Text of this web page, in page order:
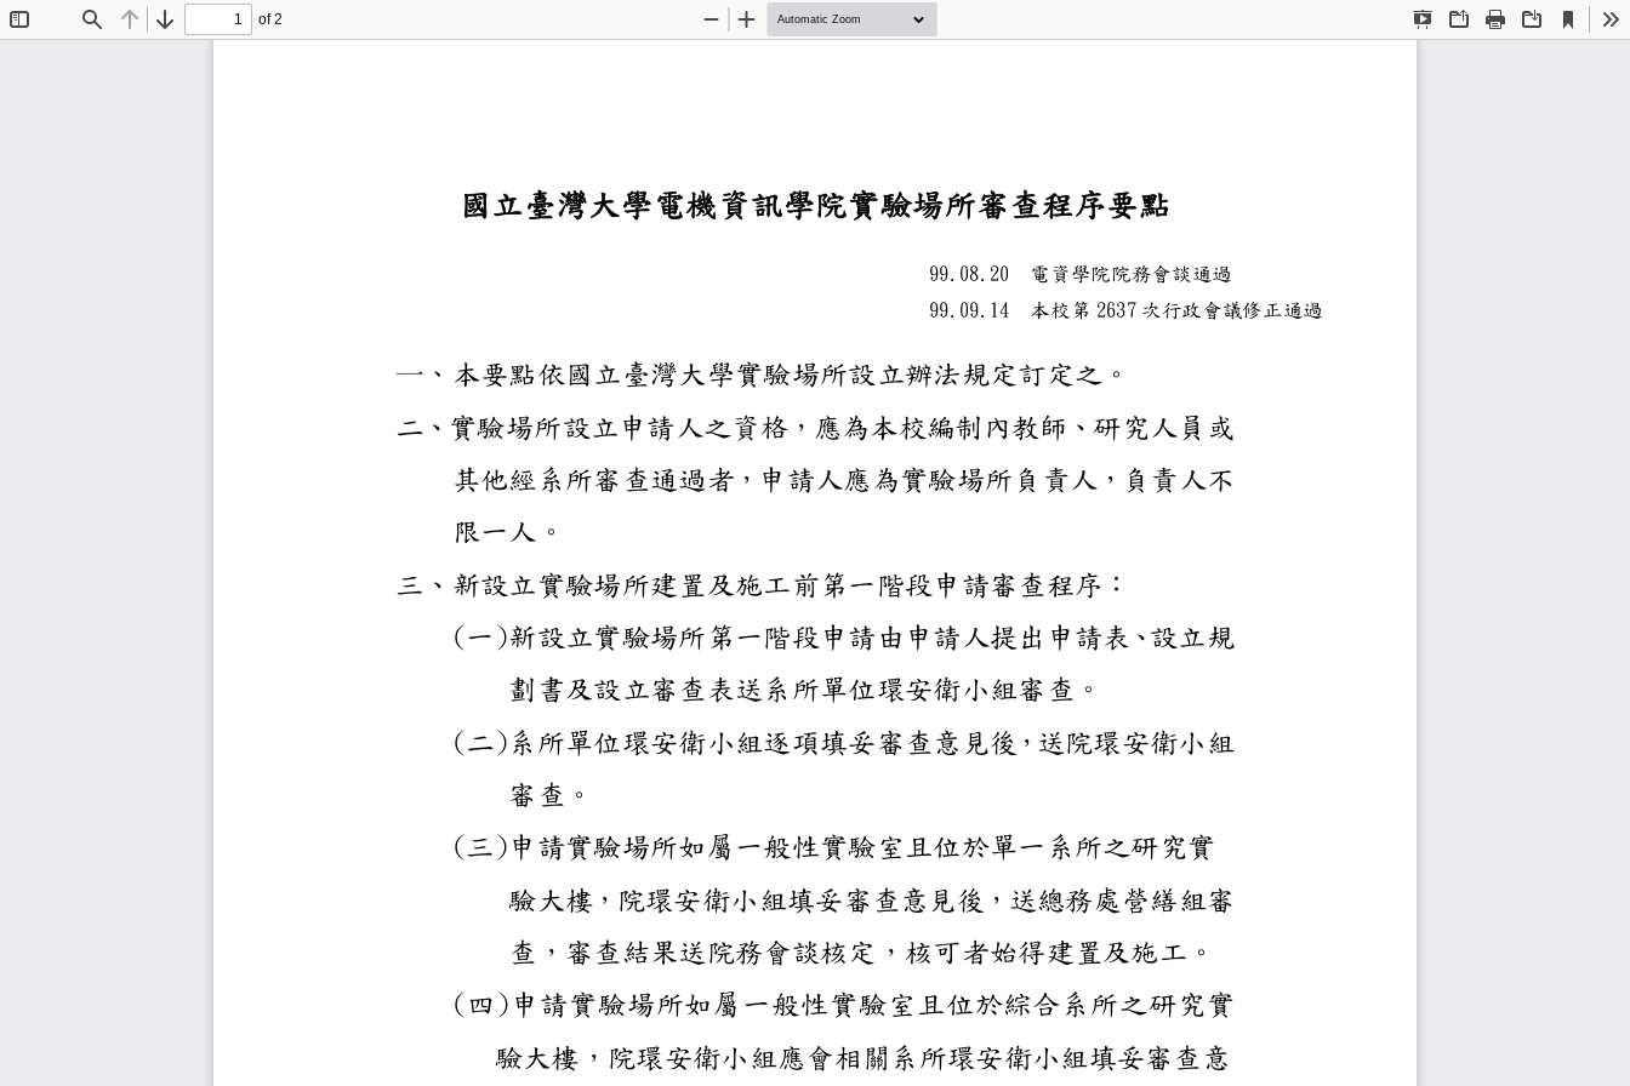
Find Previous
Next
of 2
Presentation
OpenPrint Download
Current
View
Zoom
Zoom
國立臺灣大學
電機資訊學院實驗場所審查程序要點
99.08.20電資學院院務會談通過
99.09.14本校第
2637次行政會議修正通過
一、本要點依國立臺灣大學實驗場所設立辦法規定訂
二、實驗場所設立申請人之資格，應為本校編制內
其他經系所審查通過者，申請人應為實驗場所負
限一人。
三、新設立實驗場所建置及施工前第一階段申請審
(一 )新設立實驗場所第一階段申請由申請人提出申
劃書及設立審查表送系所單位環安衛小組審查
(二)系所單位環安衛小組逐項填妥審查意見後，送
審查。
(三)申請實驗場所如屬一般性實驗室且位於單一系
驗大樓，院環安衛小組填妥審查意見後，送總
查，審查結果送院務會談核定，核可者始得建
( 四 ) 申請實驗場所如屬一般性實驗室且位於綜合
驗大樓，院環安衛小組應會相關系所環安衛小